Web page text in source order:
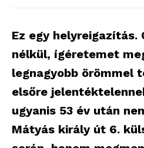
Ez egy helyreigazítás.
nélkül, ígéretemet
legnagyobb örömmel
elsőre
ugyanis 53 év után
Mátyás király út 6.